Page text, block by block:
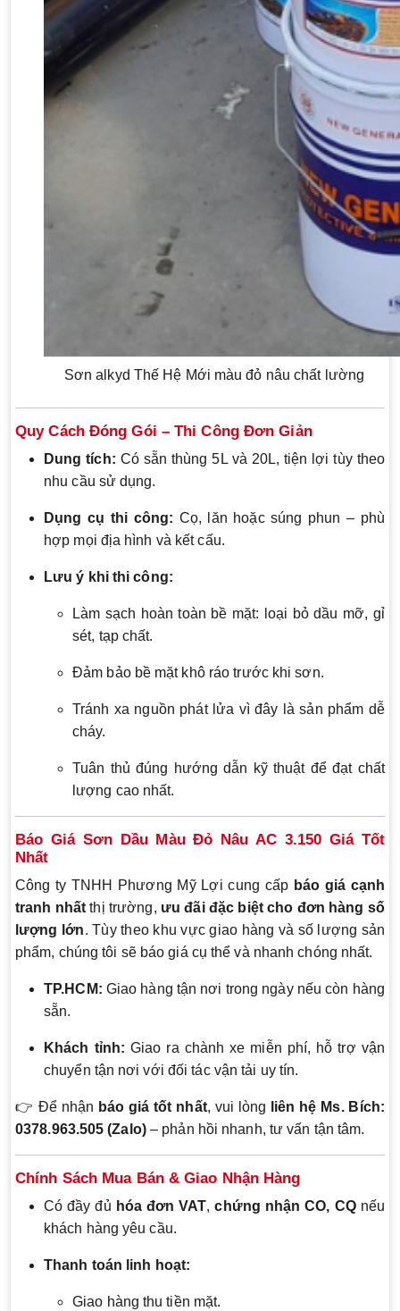
Sơn alkyd Thế Hệ Mới màu đỏ nâu chất lường
Quy Cách Đóng Gói – Thi Công Đơn Giản
Dung tích: Có sẵn thùng 5L và 20L, tiện lợi tùy theo
nhu cầu sử dụng.
Dụng cụ thi công: Cọ, lăn hoặc súng phun – phù
hợp mọi địa hình và kết cấu.
Lưu ý khi thi công:
Làm sạch hoàn toàn bề mặt: loại bỏ dầu mỡ, gỉ
sét, tạp chất.
Đảm bảo bề mặt khô ráo trước khi sơn.
Tránh xa nguồn phát lửa vì đây là sản phẩm dễ
cháy.
Tuân thủ đúng hướng dẫn kỹ thuật để đạt chất
lượng cao nhất.
Báo Giá Sơn Dầu Màu Đỏ Nâu AC 3.150 Giá Tốt
Nhất
Công ty TNHH Phương Mỹ Lợi cung cấp báo giá cạnh
tranh nhất thị trường, ưu đãi đặc biệt cho đơn hàng số
lượng lớn. Tùy theo khu vực giao hàng và số lượng sản
phẩm, chúng tôi sẽ báo giá cụ thể và nhanh chóng nhất.
TP.HCM: Giao hàng tận nơi trong ngày nếu còn hàng
sẵn.
Khách tỉnh: Giao ra chành xe miễn phí, hỗ trợ vận
chuyển tận nơi với đối tác vận tải uy tín.
👉 Để nhận báo giá tốt nhất, vui lòng
liên hệ Ms. Bích:
0378.963.505 (Zalo)– phản hồi nhanh, tư vấn tận tâm.
Chính Sách Mua Bán & Giao Nhận Hàng
Có đầy đủ hóa đơn VAT,chứng nhận CO, CQnếu
khách hàng yêu cầu.
Thanh toán linh hoạt:
Giao hàng thu tiền mặt.